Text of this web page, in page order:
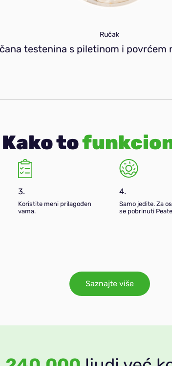
Ručak
testenina s piletinom i povrćem
Kako to
3.
Koristite meni prilagođen
vama.
4.
Samo jedite. Za
se pobrinuti
Saznajte više